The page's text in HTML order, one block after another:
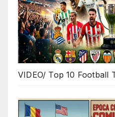
VIDEO/ Top 10 Football